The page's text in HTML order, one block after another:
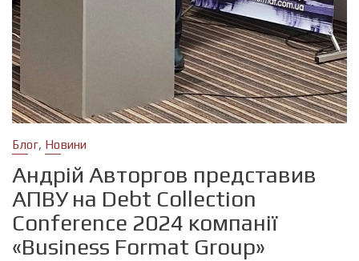
Блог, Новини
Андрій Авторгов представив
АПВУ на Debt Collection
Conference 2024 компанії
«Business Format Group»